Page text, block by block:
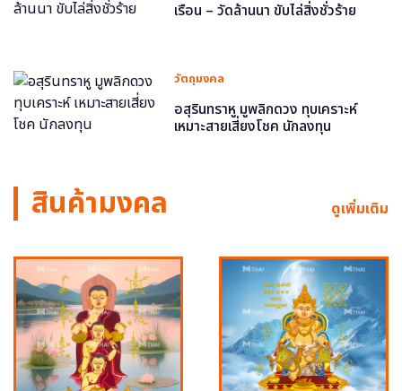
เรือน – วัดล้านนา ขับไล่สิ่งชั่วร้าย
วัตถุมงคล
อสุรินทราหู มูพลิกดวง ทุบเคราะห์
เหมาะสายเสี่ยงโชค นักลงทุน
สินค้ามงคล ดูเพิ่มเติม